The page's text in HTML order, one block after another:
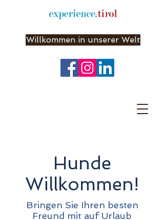
Willkommen in unserer Welt
Hunde
Willkommen!
Bringen Sie Ihren besten
Freund mit auf Urlaub